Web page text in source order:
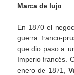
Marca de lujo
En 1870 el
guerra franco-
que dio paso a
Imperio francés.
enero de 1871,